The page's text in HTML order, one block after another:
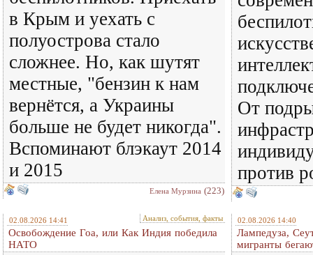
в Крым и уехать с
полуострова стало
сложнее. Но, как шутят
местные, "бензин к нам
вернётся, а Украины
больше не будет никогда".
Вспоминают блэкаут 2014
и 2015
Елена Мурзина (223)
От
против
02.08.2026 14:41 Анализ, события, факты
Освобождение Гоа, или Как Индия победила
НАТО
02.08.2026 14:40
Лампедуза,
мигранты